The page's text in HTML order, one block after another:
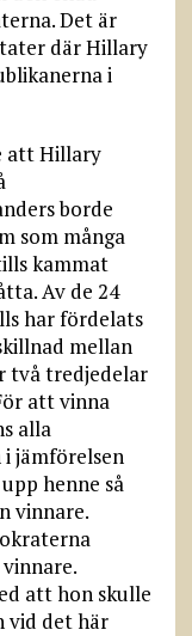
Det är
där Hillary
i
att Hillary
borde
som många
kammat
Av de 24
har fördelats
mellan
två tredjedelar
att vinna
alla
jämförelsen
henne så
vinnare.
att hon skulle
vid det här